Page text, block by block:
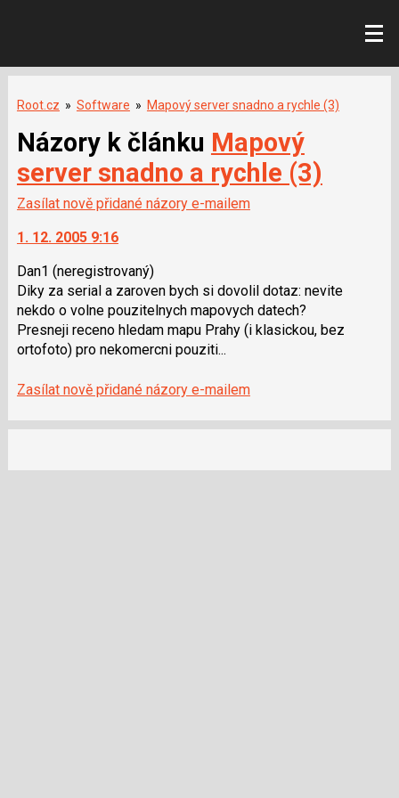
Root.cz » Software » Mapový server snadno a rychle (3)
Názory k článku Mapový
server snadno a rychle (3)
Zasílat nově přidané názory e-mailem
1. 12. 2005 9:16
Dan1 (neregistrovaný)
Diky za serial a zaroven bych si dovolil dotaz: nevite
nekdo o volne pouzitelnych mapovych datech?
Presneji receno hledam mapu Prahy (i klasickou, bez
ortofoto) pro nekomercni pouziti...
Zasílat nově přidané názory e-mailem